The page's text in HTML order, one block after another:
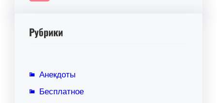
Рубрики
Анекдоты
Бесплатное